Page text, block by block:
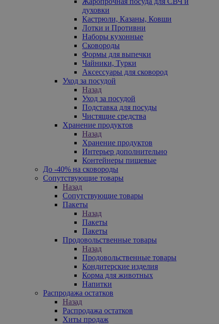
духовки
Кастрюли, Казаны, Ковши
Лотки и Противни
Наборы кухонные
Сковороды
Формы для выпечки
Чайники, Турки
Аксессуары для сковород
Уход за посудой
Назад
Уход за посудой
Подставка для посуды
Чистящие средства
Хранение продуктов
Назад
Хранение продуктов
Интерьер дополнительно
Контейнеры пищевые
До -40% на сковороды
Сопутствующие товары
Назад
Сопутствующие товары
Пакеты
Назад
Пакеты
Пакеты
Продовольственные товары
Назад
Продовольственные товары
Кондитерские изделия
Корма для животных
Напитки
Распродажа остатков
Назад
Распродажа остатков
Хиты продаж